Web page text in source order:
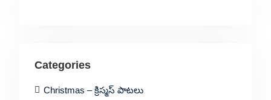
Categories
Christmas – క్రిస్మస్ పాటలు